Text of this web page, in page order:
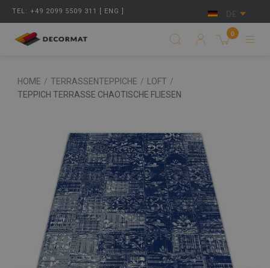
TEL: +49 2099 5509 311 [ ENG ] DE
0
HOME / TERRASSENTEPPICHE / LOFT /
TEPPICH TERRASSE CHAOTISCHE FLIESEN